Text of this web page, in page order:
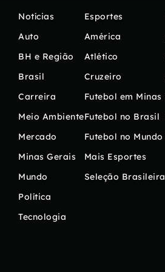
Notícias
Auto
BH e Região
Brasil
Carreira
Meio Ambiente
Mercado
Minas Gerais
Mundo
Política
Tecnologia
Esportes
América
Atlético
Cruzeiro
Futebol em Minas
Futebol no Brasil
Futebol no Mundo
Mais Esportes
Seleção Brasileira